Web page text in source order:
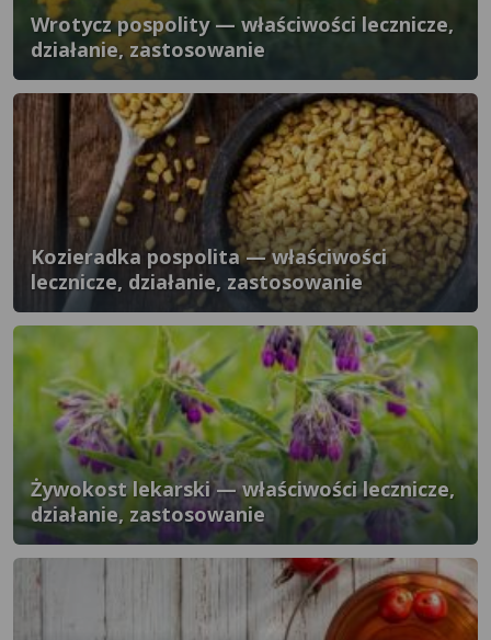
Wrotycz pospolity — właściwości lecznicze,
działanie, zastosowanie
Kozieradka pospolita — właściwości
lecznicze, działanie, zastosowanie
Żywokost lekarski — właściwości lecznicze,
działanie, zastosowanie